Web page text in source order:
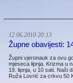
12.06.2010 20:13
Župne obavijesti:
Župni vjeronauk za ovu
mjeseca lipnja. Krizma u
19. lipnja, u 10 sati. Naši
Ruža Lovrić za crkvu 50